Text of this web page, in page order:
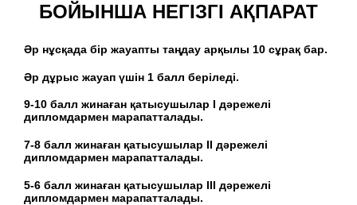
БОЙЫНША НЕГІЗГІ АҚПАРАТ
Әр нұсқада бір жауапты таңдау арқылы 10 сұрақ бар.
Әр дұрыс жауап үшін 1 балл беріледі.
9-10 балл жинаған қатысушылар I дәрежелі
дипломдармен марапатталады.
7-8 балл жинаған қатысушылар II дәрежелі
дипломдармен марапатталады.
5-6 балл жинаған қатысушылар III дәрежелі
дипломдармен марапатталады.